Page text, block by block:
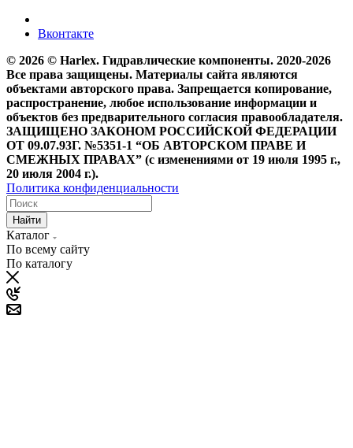
Вконтакте
© 2026 © Harlex. Гидравлические компоненты. 2020-2026
Все права защищены. Материалы сайта являются
объектами авторского права. Запрещается копирование,
распространение, любое использование информации и
объектов без предварительного согласия правообладателя.
ЗАЩИЩЕНО ЗАКОНОМ РОССИЙСКОЙ ФЕДЕРАЦИИ
ОТ 09.07.93Г. №5351-1 “ОБ АВТОРСКОМ ПРАВЕ И
СМЕЖНЫХ ПРАВАХ” (с изменениями от 19 июля 1995 г.,
20 июля 2004 г.).
Политика конфиденциальности
Найти
Каталог
По всему сайту
По каталогу